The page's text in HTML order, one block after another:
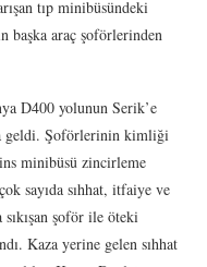
tıp minibüsündeki
başka araç şoförlerinden
D400 yolunun Serik’e
geldi. Şoförlerinin kimliği
minibüsü zincirleme
sayıda sıhhat, itfaiye ve
şoför ile öteki
Kaza yerine gelen sıhhat